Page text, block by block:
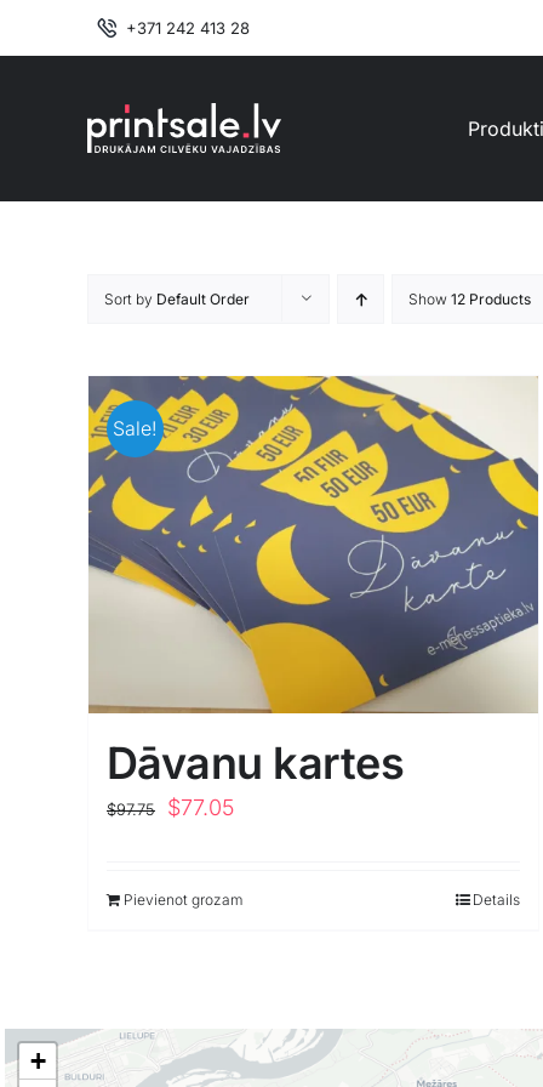
to
+371 242 413 28
Sort by Default Order Show 12 Products
Sale!
Dāvanu kartes
$97.75
Original
$97.75.
$77.05Current
Pievienot grozam Details
+